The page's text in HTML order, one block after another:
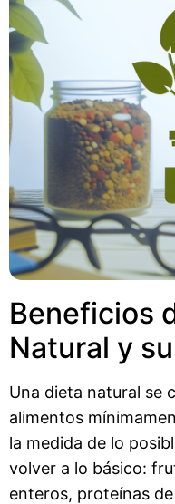
Beneficios
Natural y
Una dieta natural se
alimentos
la medida de lo
volver a lo básico:
enteros, proteínas